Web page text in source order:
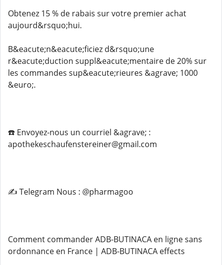
Obtenez 15 % de rabais sur votre premier achat
aujourd&rsquo;hui.
B&eacute;n&eacute;ficiez d&rsquo;une
r&eacute;duction suppl&eacute;mentaire de 20% sur
les commandes sup&eacute;rieures &agrave; 1000
&euro;.
☎️ Envoyez-nous un courriel &agrave; :
apothekeschaufenstereiner@gmail.com
✍️ Telegram Nous : @pharmagoo
Comment commander ADB-BUTINACA en ligne sans
ordonnance en France | ADB-BUTINACA effects